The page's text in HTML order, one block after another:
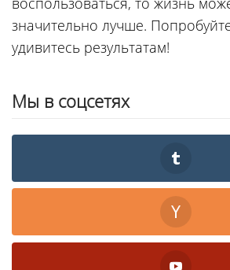
значительно лучше.
удивитесь результатам!
Мы в соцсетях